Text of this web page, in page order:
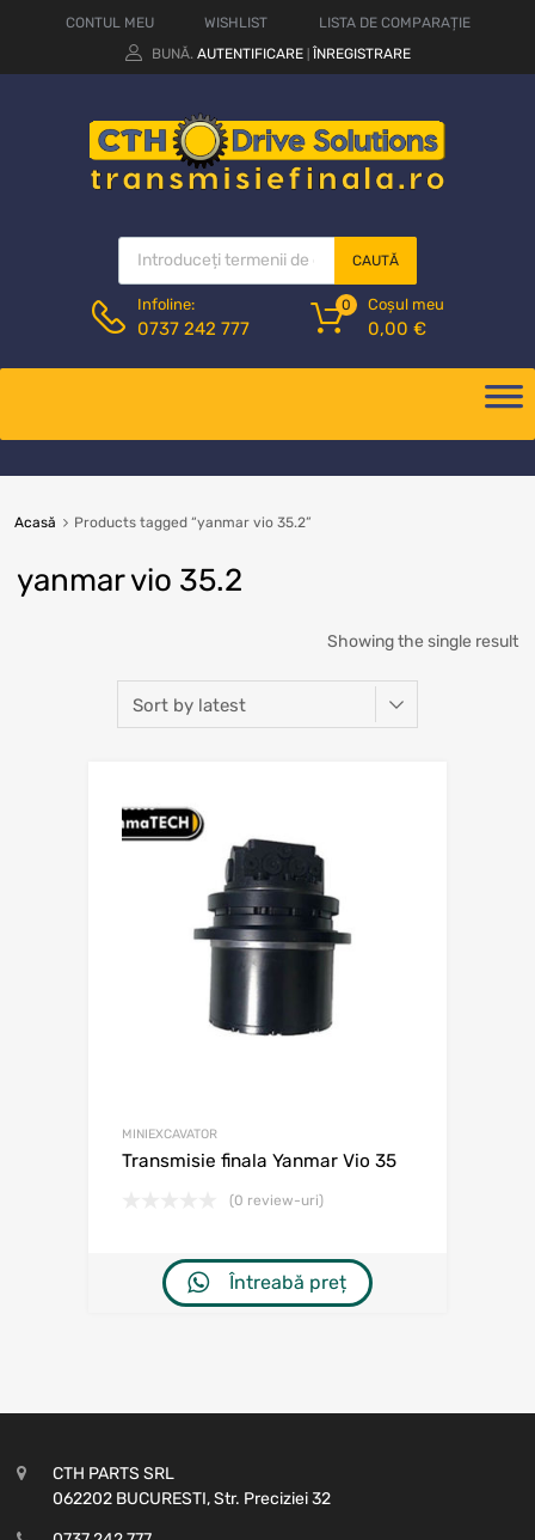
CONTUL MEU WISHLIST
LISTA DE COMPARAȚIE
BUNĂ. AUTENTIFICARE ÎNREGISTRARE
CAUTĂ
Infoline:
0737 242 777
Coșul meu
0,00 €
0
Acasă Products tagged “yanmar vio 35.2”
yanmar vio 35.2
Showing the single result
MINIEXCAVATOR
Transmisie finala Yanmar Vio 35
(0 review-uri)
Întreabă preț
CTH PARTS SRL
062202 BUCURESTI, Str. Preciziei 32